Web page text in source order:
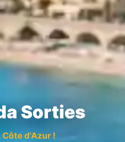
Sorties
Côte d'Azur !